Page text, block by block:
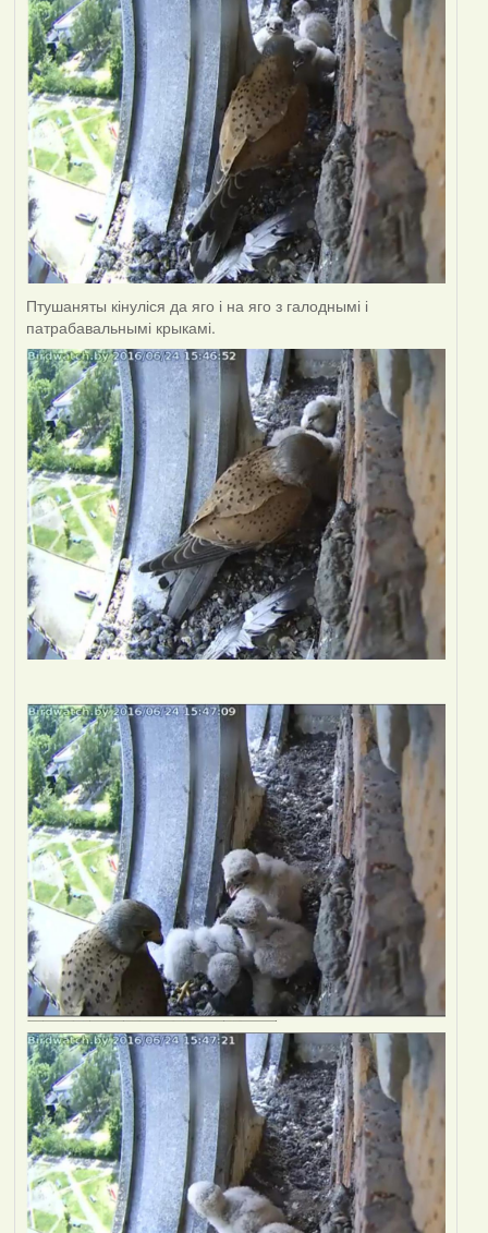
Птушаняты кінуліся да яго і на яго з галоднымі і
патрабавальнымі крыкамі.